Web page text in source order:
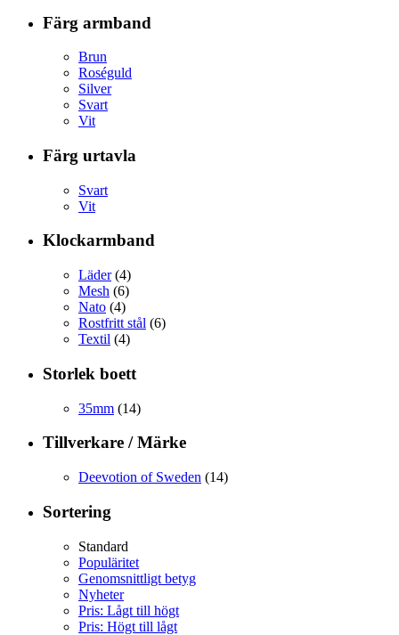
Färg armband
Brun
Roséguld
Silver
Svart
Vit
Färg urtavla
Svart
Vit
Klockarmband
Läder (4)
Mesh (6)
Nato (4)
Rostfritt stål (6)
Textil (4)
Storlek boett
35mm (14)
Tillverkare / Märke
Deevotion of Sweden (14)
Sortering
Standard
Populäritet
Genomsnittligt betyg
Nyheter
Pris: Lågt till högt
Pris: Högt till lågt